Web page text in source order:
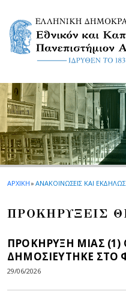
ΑΡΧΙΚΗ» ΑΝΑΚΟΙΝΩΣΕΙΣ ΚΑΙ
ΠΡΟΚΗΡΥΞΕΙΣ
ΠΡΟΚΗΡΥΞΗ ΜΙΑΣ
ΔΗΜΟΣΙΕΥΤΗΚΕ ΣΤΟ
29/06/2026